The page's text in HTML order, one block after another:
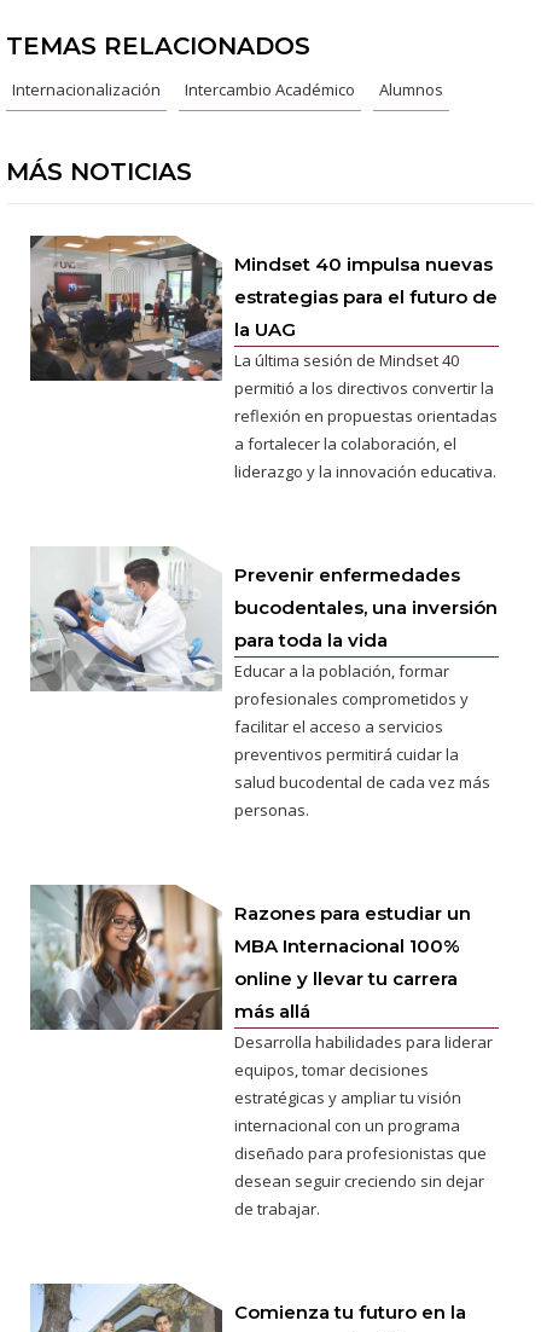
TEMAS RELACIONADOS
Internacionalización Intercambio Académico Alumnos
MÁS NOTICIAS
Mindset 40 impulsa nuevas
estrategias para el futuro de
la UAG
La última sesión de Mindset 40
permitió a los directivos convertir la
reflexión en propuestas orientadas
a fortalecer la colaboración, el
liderazgo y la innovación educativa.
Prevenir enfermedades
bucodentales, una inversión
para toda la vida
Educar a la población, formar
profesionales comprometidos y
facilitar el acceso a servicios
preventivos permitirá cuidar la
salud bucodental de cada vez más
personas.
Razones para estudiar un
MBA Internacional 100%
online y llevar tu carrera
más allá
Desarrolla habilidades para liderar
equipos, tomar decisiones
estratégicas y ampliar tu visión
internacional con un programa
diseñado para profesionistas que
desean seguir creciendo sin dejar
de trabajar.
Comienza tu futuro en la